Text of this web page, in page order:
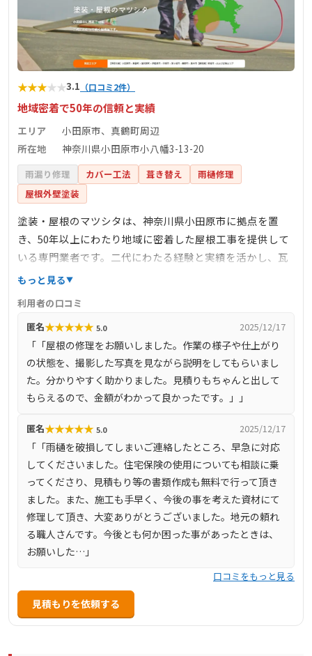
★★★★★3.1 （口コミ2件）
地域密着で50年の信頼と実績
エリア
小田原市、真鶴町周辺
所在地
神奈川県小田原市小八幡3-13-20
雨漏り修理 カバー工法 葺き替え
雨樋修理
屋根外壁塗装
塗装・屋根のマツシタは、神奈川県小田原市に拠点を置
き、50年以上にわたり地域に密着した屋根工事を提供して
いる専門業者です。二代にわたる経験と実績を活かし、瓦
葺き替え工事、雨漏り修理、屋根カバー工法、塗装工事、
供しています。すべての工程を自社施工で行うことで、高
品質な施工と適正価格を実現しています。点検・見積もり
は無料で対応しており、迅速かつ丁寧なサービスを心掛け
ています。
もっと見る
利用者の口コミ
匿名★★★★★ 5.0 2025/12/17
「「屋根の修理をお願いしました。作業の様子や仕上がり
の状態を、撮影した写真を見ながら説明をしてもらいまし
た。分かりやすく助かりました。見積りもちゃんと出して
もらえるので、金額がわかって良かったです。」」
匿名★★★★★ 5.0 2025/12/17
「「雨樋を破損してしまいご連絡したところ、早急に対応
してくださいました。住宅保険の使用についても相談に乗
ってくださり、見積もり等の書類作成も無料で行って頂き
ました。また、施工も手早く、今後の事を考えた資材にて
修理して頂き、大変ありがとうございました。地元の頼れ
る職人さんです。今後とも何か困った事があったときは、
お願いした…」
口コミをもっと見る
見積もりを依頼する